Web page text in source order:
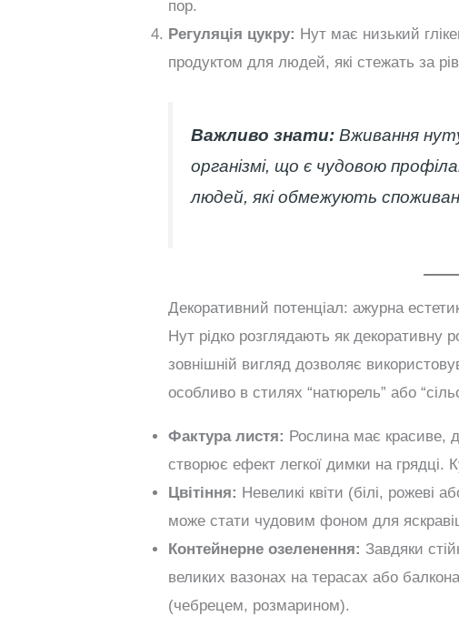
пор.
Регуляція цукру: Нут має низький
продуктом для людей, які стежать за
Важливо знати: Вживання
організмі, що є чудовою
людей, які обмежують
Декоративний потенціал: ажурна
Нут рідко розглядають як декоративну
зовнішній вигляд дозволяє
особливо в стилях “натюрель” або
Фактура листя: Рослина має красиве,
створює ефект легкої димки на грядці.
Цвітіння: Невеликі квіти (білі, рожеві
може стати чудовим фоном для
Контейнерне озеленення: Завдяки
великих вазонах на терасах або
(чебрецем, розмарином).